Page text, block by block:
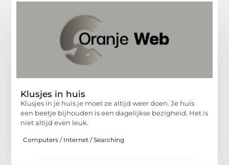
Klusjes in huis
Klusjes in je huis je moet ze altijd weer doen. Je huis
een beetje bijhouden is een dagelijkse bezigheid. Het is
niet altijd even leuk.
Computers / Internet / Searching